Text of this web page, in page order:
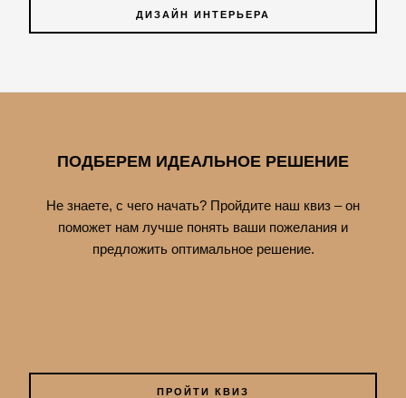
ДИЗАЙН ИНТЕРЬЕРА
ПОДБЕРЕМ ИДЕАЛЬНОЕ РЕШЕНИЕ
Не знаете, с чего начать? Пройдите наш квиз – он
поможет нам лучше понять ваши пожелания и
предложить оптимальное решение.
ПРОЙТИ КВИЗ